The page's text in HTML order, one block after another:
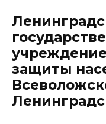
защиты